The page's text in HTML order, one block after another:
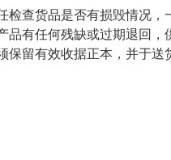
查货品是否有损毁情况，
有任何残缺或过期退回，
保留有效收据正本，并于